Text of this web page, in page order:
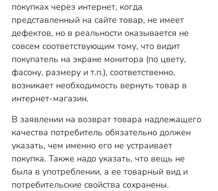
покупках через интернет, когда
представленный на сайте товар, не имеет
дефектов, но в реальности оказывается не
совсем соответствующим тому, что видит
покупатель на экране монитора (по цвету,
фасону, размеру и т.п.), соответственно,
возникает необходимость вернуть товар в
интернет-магазин.
В заявлении на возврат товара надлежащего
качества потребитель обязательно должен
указать, чем именно его не устраивает
покупка. Также надо указать, что вещь не
была в употреблении, а ее товарный вид и
потребительские свойства сохранены.